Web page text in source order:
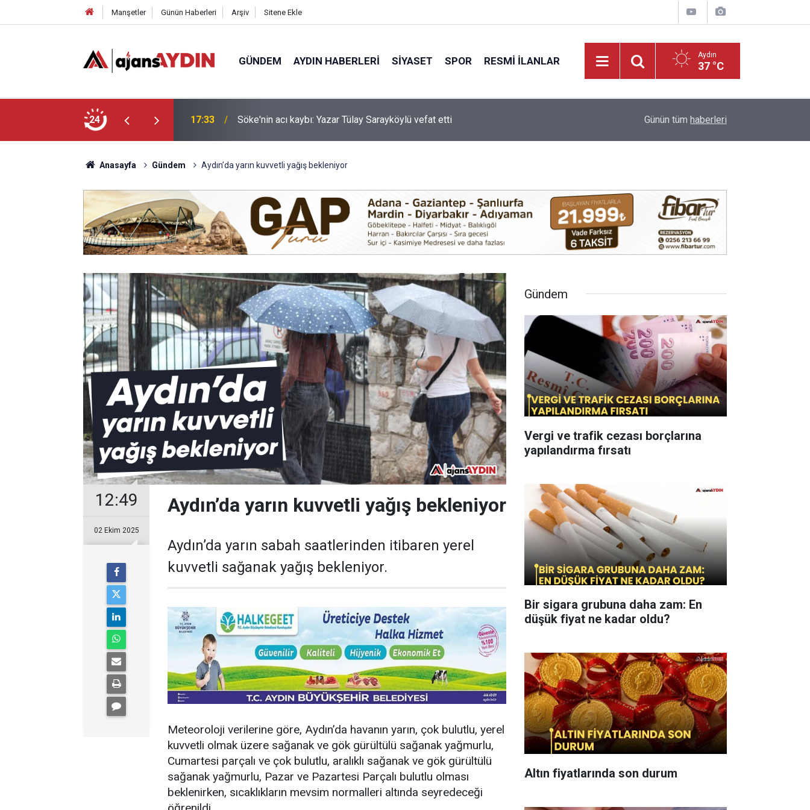
Manşetler Günün Haberleri Arşiv Sitene Ekle
GÜNDEM AYDIN HABERLERI SIYASET SPOR RESMI İLANLAR Aydın
37 °C
24
17:33
Söke'nin acı kaybı: Yazar Tülay Sarayköylü vefat etti
17:23
Nazilli'de motosiklet kazası: 16 yaşındaki Mustafa vefat etti Kuyucak'ta 5 dekar kestanelik yandı
Günün tüm haberleri
Anasayfa Gündem Aydın’da yarın kuvvetli yağış bekleniyor
12:49
02 Ekim 2025
Aydın’da yarın kuvvetli yağış bekleniyor
Aydın’da yarın sabah saatlerinden itibaren yerel
kuvvetli sağanak yağış bekleniyor.
Meteoroloji verilerine göre, Aydın’da havanın yarın, çok bulutlu, yerel
kuvvetli olmak üzere sağanak ve gök gürültülü sağanak yağmurlu,
Cumartesi parçalı ve çok bulutlu, aralıklı sağanak ve gök gürültülü
sağanak yağmurlu, Pazar ve Pazartesi Parçalı bulutlu olması
beklenirken, sıcaklıkların mevsim normalleri altında seyredeceği
Gündem
Vergi ve trafik cezası borçlarına
yapılandırma fırsatı
Bir sigara grubuna daha zam: En
düşük fiyat ne kadar oldu?
Altın fiyatlarında son durum